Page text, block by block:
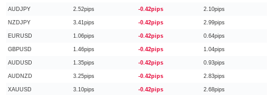
AUDJPY 2.52pips -0.42pips 2.10pips
NZDJPY 3.41pips -0.42pips 2.99pips
EURUSD 1.06pips -0.42pips 0.64pips
GBPUSD 1.46pips -0.42pips 1.04pips
AUDUSD 1.35pips -0.42pips 0.93pips
AUDNZD 3.25pips -0.42pips 2.83pips
XAUUSD 3.10pips -0.42pips 2.68pips